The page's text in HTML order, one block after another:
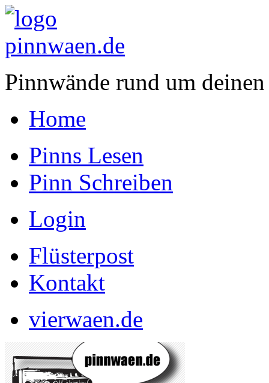
Pinnwände rund um
Home
Pinns Lesen
Pinn Schreiben
Login
Flüsterpost
Kontakt
vierwaen.de